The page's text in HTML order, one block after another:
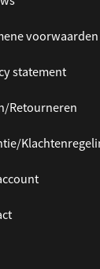
voorwaarden
statement
Retourneren